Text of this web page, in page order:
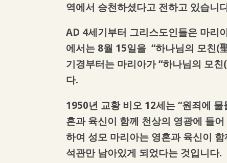
역에서 승천하셨다고 전하고 있습니
AD 4세기부터 그리스도인들은 마리
에서는 8월 15일을 “하나님의 모친
기경부터는 마리아가 “하나님의 모
다.
1950년 교황 비오 12세는 “원죄에
혼과 육신이 함께 천상의 영광에 들
하여 성모 마리아는 영혼과 육신이
석관만 남아있게 되었다는 것입니다.